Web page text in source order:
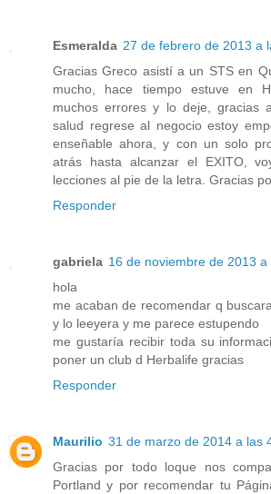
Esmeralda 27 de febrero de 2013 a
Gracias Greco asistí a un STS en
mucho, hace tiempo estuve en
muchos errores y lo deje, gracias
salud regrese al negocio estoy
enseñable ahora, y con un solo
atrás hasta alcanzar el EXITO,
lecciones al pie de la letra. Gracias
Responder
gabriela 16 de noviembre de 2013 a
hola
me acaban de recomendar q
y lo leeyera y me parece estupendo
me gustaría recibir toda su
poner un club d Herbalife gracias
Responder
Maurilio 31 de marzo de 2014 a las
Gracias por todo loque nos
Portland y por recomendar tu